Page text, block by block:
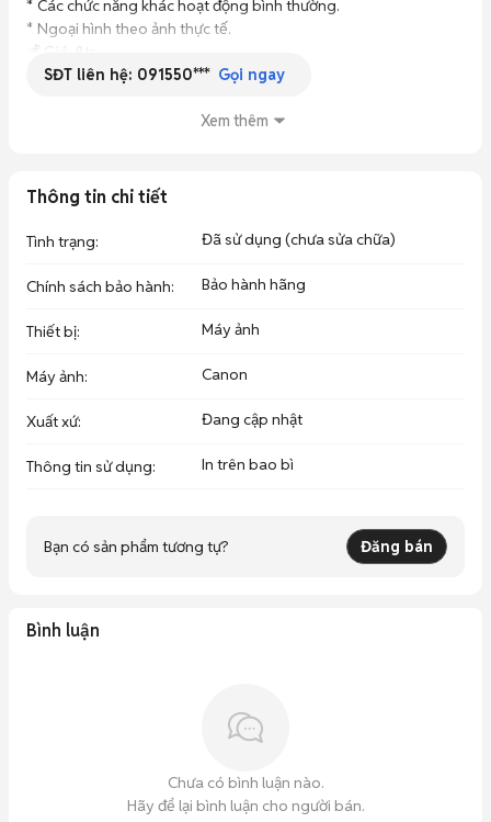
* Các chức năng khác hoạt động bình thường.
* Ngoại hình theo ảnh thực tế.
💰 Giá: 8tr
📍 Xem máy trực tiếp: 128/1 tân sơn nhì, tân phú tphcm
SĐT liên hệ: 091550*** Gọi ngay
Xem thêm
Thông tin chi tiết
Tình trạng: Đã sử dụng (chưa sửa chữa)
Chính sách bảo hành: Bảo hành hãng
Thiết bị: Máy ảnh
Máy ảnh: Canon
Xuất xứ: Đang cập nhật
Thông tin sử dụng: In trên bao bì
Bạn có sản phẩm tương tự? Đăng bán
Bình luận
Chưa có bình luận nào.
Hãy để lại bình luận cho người bán.